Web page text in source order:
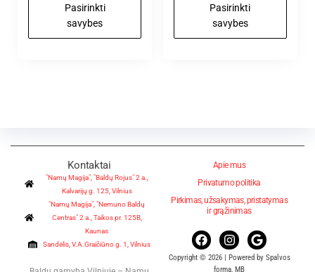
Pasirinkti
savybes
Pasirinkti
savybes
Kontaktai
"Namų Magija", "Baldų Rojus" 2 a.,
Kalvarijų g. 125, Vilnius
"Namų Magija", "Nemuno Baldų
Centras" 2 a., Taikos pr. 125B,
Kaunas
Sandėlis, V.A.Graičiūno g. 1, Vilnius
Apie mus
Privatumo politika
Pirkimas, užsakymas, pristatymas
ir grąžinimas
Copyright © 2026 | Powered by Spalvos
forma, MB